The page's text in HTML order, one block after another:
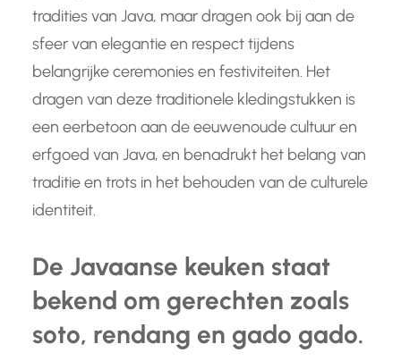
tradities van Java, maar dragen ook bij aan de
sfeer van elegantie en respect tijdens
belangrijke ceremonies en festiviteiten. Het
dragen van deze traditionele kledingstukken is
een eerbetoon aan de eeuwenoude cultuur en
erfgoed van Java, en benadrukt het belang van
traditie en trots in het behouden van de culturele
identiteit.
De Javaanse keuken staat
bekend om gerechten zoals
soto, rendang en gado gado.